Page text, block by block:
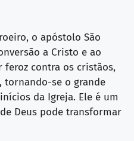
o apóstolo São
a Cristo e ao
feroz contra os cristãos,
tornando-se o grande
da Igreja. Ele é um
Deus pode transformar